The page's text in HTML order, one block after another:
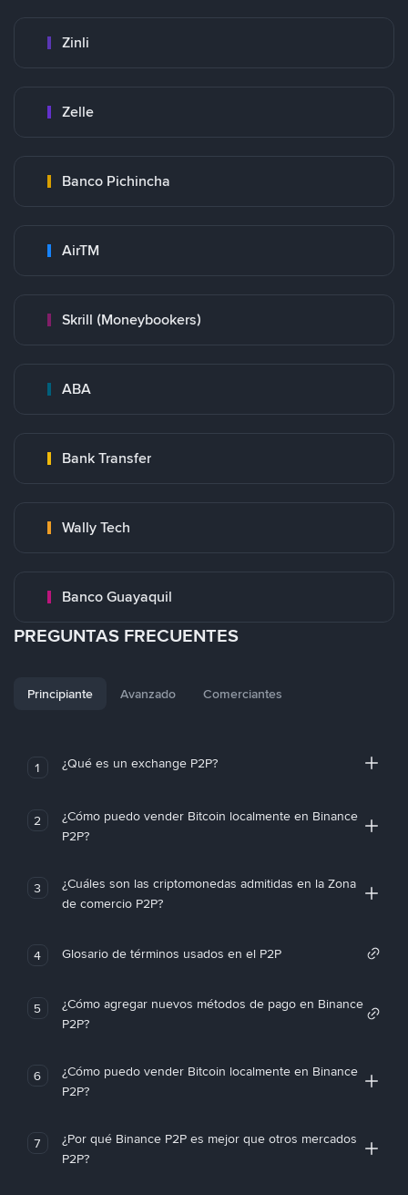
Zinli
Zelle
Banco Pichincha
AirTM
Skrill (Moneybookers)
ABA
Bank Transfer
Wally Tech
Banco Guayaquil
PREGUNTAS FRECUENTES
Principiante Avanzado Comerciantes
1 ¿Qué es un exchange P2P?
2
¿Cómo puedo vender Bitcoin localmente en Binance
P2P?
3
¿Cuáles son las criptomonedas admitidas en la Zona
de comercio P2P?
4 Glosario de términos usados en el P2P
5
¿Cómo agregar nuevos métodos de pago en Binance
P2P?
6
¿Cómo puedo vender Bitcoin localmente en Binance
P2P?
7
¿Por qué Binance P2P es mejor que otros mercados
P2P?